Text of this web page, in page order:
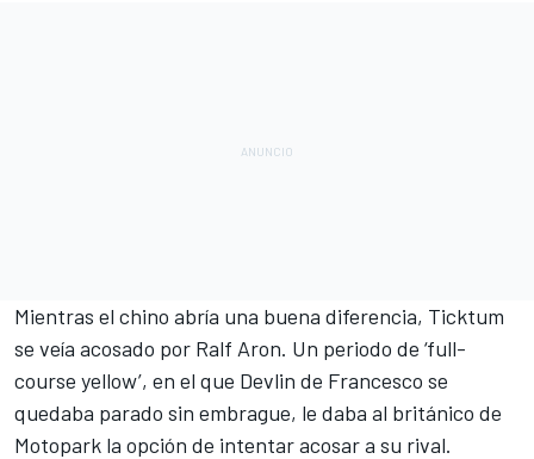
Mientras el chino abría una buena diferencia, Ticktum
se veía acosado por Ralf Aron. Un periodo de ‘full-
course yellow’, en el que Devlin de Francesco se
quedaba parado sin embrague, le daba al británico de
Motopark la opción de intentar acosar a su rival.